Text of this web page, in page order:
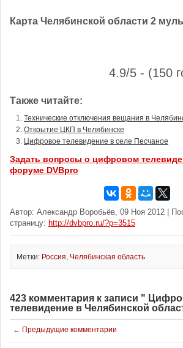
Карта Челябинской области 2
4.9/5 - (150
Также читайте:
Технические отключения вещания в
Открытие ЦКП в Челябинске
Цифровое телевидение в селе Песчаное
Задать вопросы о цифровом
форуме DVBpro
Автор: Александр Воробьёв, 09 Ноя 2012 |
страницу: http://dvbpro.ru/?p=3515
Метки: Россия, Челябинская область
423 комментария к записи "
телевидение в Челябинской
← Предыдущие комментарии